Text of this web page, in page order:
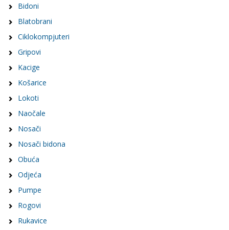
Bidoni
Blatobrani
Ciklokompjuteri
Gripovi
Kacige
Košarice
Lokoti
Naočale
Nosači
Nosači bidona
Obuća
Odjeća
Pumpe
Rogovi
Rukavice